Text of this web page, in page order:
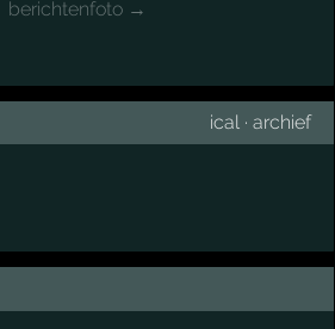
berichtenfoto →
ical· archief